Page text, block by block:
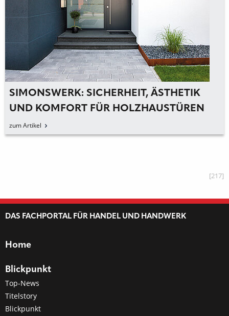
SIMONSWERK: SICHERHEIT, ÄSTHETIK
UND KOMFORT FÜR HOLZHAUSTÜREN
zum Artikel
[217]
DAS FACHPORTAL FÜR HANDEL UND HANDWERK
Home
Blickpunkt
Top-News
Titelstory
Blickpunkt